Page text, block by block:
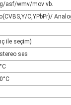
asf/wmv/mov vb.
C,YPbPr)/
ile seçim)
ses